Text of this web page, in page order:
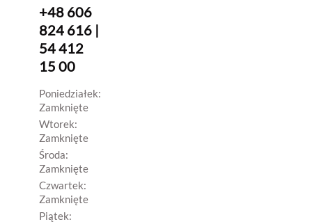
+48 606
824 616 |
54 412
15 00
Poniedziałek:
Zamknięte
Wtorek:
Zamknięte
Środa:
Zamknięte
Czwartek:
Zamknięte
Piątek: